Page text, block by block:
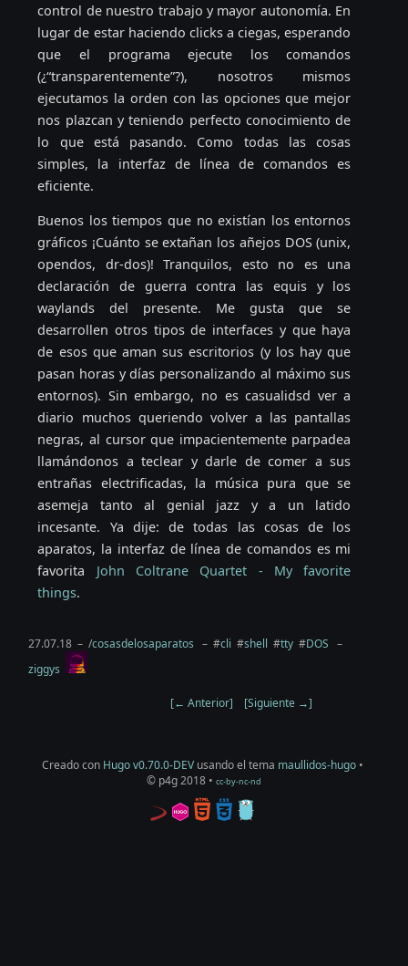
control de nuestro trabajo y mayor autonomía. En
lugar de estar haciendo clicks a ciegas, esperando
que el programa ejecute los comandos
(¿“transparentemente”?), nosotros mismos
ejecutamos la orden con las opciones que mejor
nos plazcan y teniendo perfecto conocimiento de
lo que está pasando. Como todas las cosas
simples, la interfaz de línea de comandos es
eficiente.
Buenos los tiempos que no existían los entornos
gráficos ¡Cuánto se extañan los añejos DOS (unix,
opendos, dr-dos)! Tranquilos, esto no es una
declaración de guerra contra las equis y los
waylands del presente. Me gusta que se
desarrollen otros tipos de interfaces y que haya
de esos que aman sus escritorios (y los hay que
pasan horas y días personalizando al máximo sus
entornos). Sin embargo, no es casualidsd ver a
diario muchos queriendo volver a las pantallas
negras, al cursor que impacientemente parpadea
llamándonos a teclear y darle de comer a sus
entrañas electrificadas, la música pura que se
asemeja tanto al genial jazz y a un latido
incesante. Ya dije: de todas las cosas de los
aparatos, la interfaz de línea de comandos es mi
favorita John Coltrane Quartet - My favorite
things.
27.07.18 – /cosasdelosaparatos – #cli #shell #tty #DOS –
ziggys
[← Anterior] [Siguiente →]
Creado con Hugo v0.70.0-DEVusando el tema maullidos-hugo•
© p4g 2018 • cc-by-nc-nd